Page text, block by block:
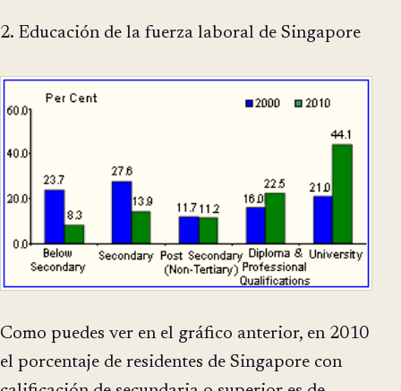
2. Educación de la fuerza laboral de Singapore
Como puedes ver en el gráfico anterior, en 2010
el porcentaje de residentes de Singapore con